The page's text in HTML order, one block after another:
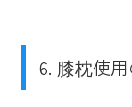
6. 膝枕使